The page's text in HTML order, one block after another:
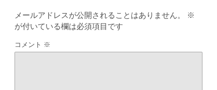
メールアドレスが公開されることはありません。
※
が付いている欄は必須項目です
コメント ※